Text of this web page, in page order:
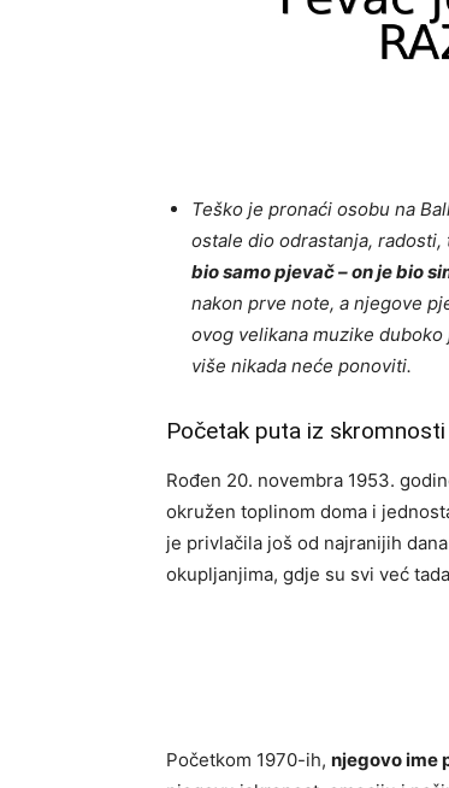
Teško je pronaći osobu na
ostale dio odrastanja,
bio samo pjevač – on je bio
nakon prve note, a njegove
ovog velikana muzike
više nikada neće ponoviti.
Početak puta iz
Rođen 20. novembra 1953.
okružen toplinom doma i
je privlačila još od najranijih
okupljanjima, gdje su svi već
Početkom 1970-ih, njegovo ime